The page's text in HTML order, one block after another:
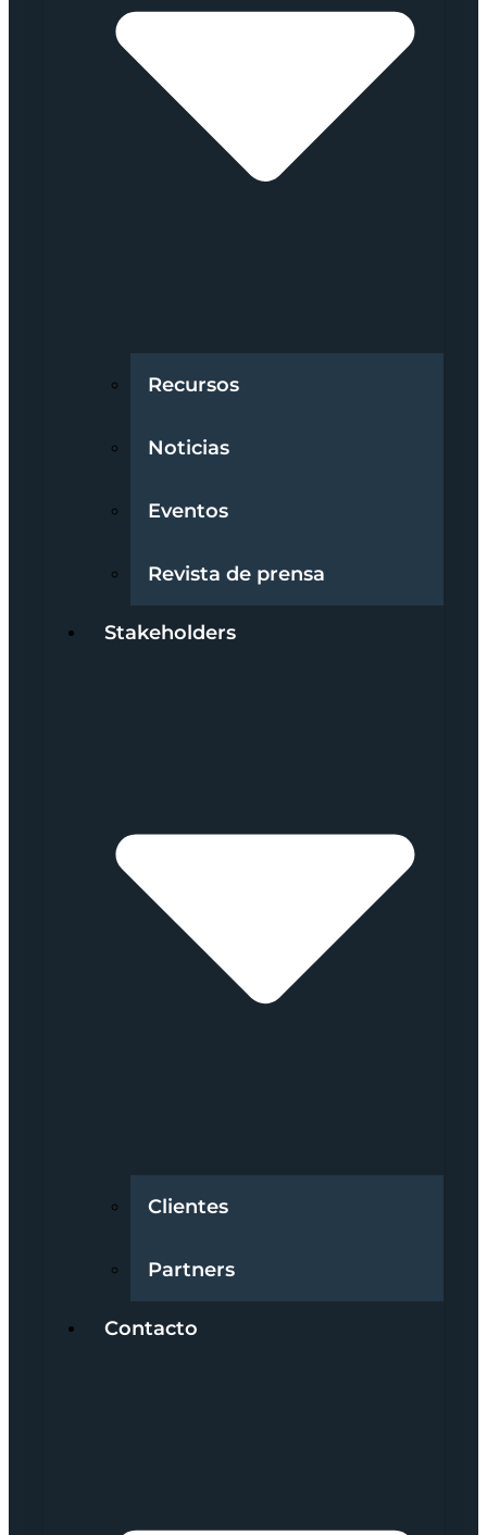
Recursos
Noticias
Eventos
Revista de prensa
Stakeholders
Clientes
Partners
Contacto